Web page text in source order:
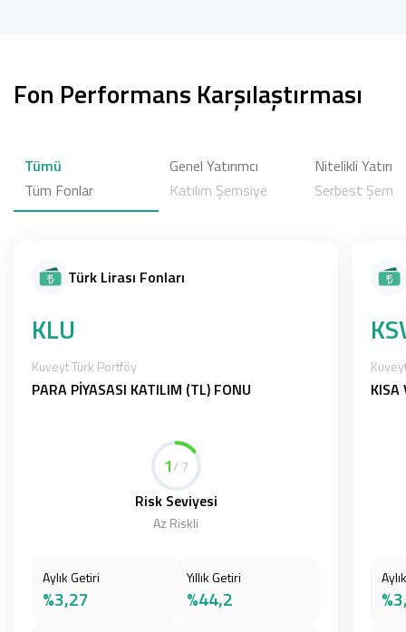
Fon Performans Karşılaştırması
Tümü
Tüm Fonlar
Genel Yatırımcı
Katılım Şemsiye
Nitelikli
Serbest
Türk Lirası Fonları
KLU
Kuveyt Türk Portföy
PARA PİYASASI KATILIM (TL) FONU
1/ 7
Risk Seviyesi
Az Riskli
Aylık Getiri
%3,27
Yıllık Getiri
%44,2
KISA